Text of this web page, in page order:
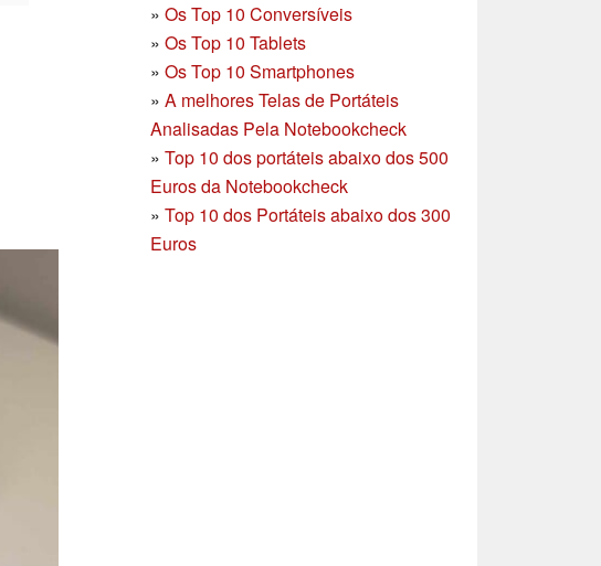
» Os Top 10 Conversíveis
» Os Top 10 Tablets
» Os Top 10 Smartphones
» A melhores Telas de Portáteis
Analisadas Pela Notebookcheck
» Top 10 dos portáteis abaixo dos 500
Euros da Notebookcheck
» Top 10 dos Portáteis abaixo dos 300
Euros